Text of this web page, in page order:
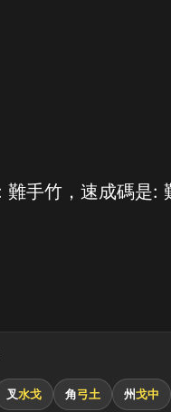
難手竹，速成碼是:
叉水戈 角弓土 州戈中